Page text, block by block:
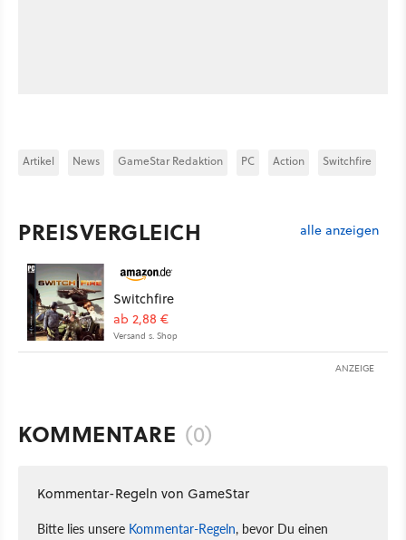
Artikel News GameStar Redaktion PC Action Switchfire
PREISVERGLEICH alle anzeigen
Switchfire
ab 2,88 €
Versand s. Shop
ANZEIGE
KOMMENTARE (0)
Kommentar-Regeln von GameStar
Bitte lies unsere Kommentar-Regeln, bevor Du einen